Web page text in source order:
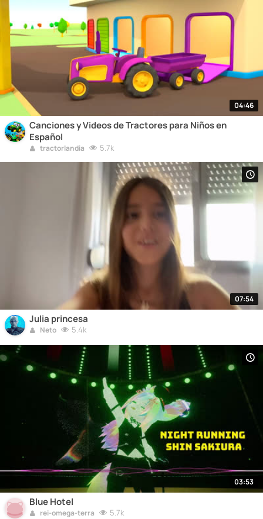
04:46
Canciones y Videos de Tractores para Niños en
Español
tractorlandia 5.7k
07:54
Julia princesa
Neto 5.4k
03:53
Blue Hotel
rei-omega-terra 5.7k